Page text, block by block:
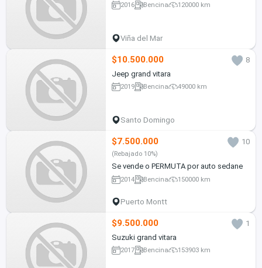
2016 Bencina 120000 km
Viña del Mar
$10.500.000
8
Jeep grand vitara
2019 Bencina 49000 km
Santo Domingo
$7.500.000 10
(Rebajado 10%)
Se vende o PERMUTA por auto sedane
2014 Bencina 150000 km
Puerto Montt
$9.500.000
1
Suzuki grand vitara
2017 Bencina 153903 km